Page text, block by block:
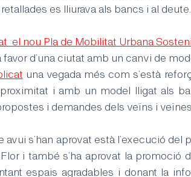
es lliurava als bancs i al deute.
el nou Pla de Mobilitat Urbana
d’una ciutat amb un canvi de
una vegada més com s’està
i amb un model lligat als
i demandes dels veïns i
s’han aprovat està l’execució del
i també s’ha aprovat la promoció
espais agradables i donant la